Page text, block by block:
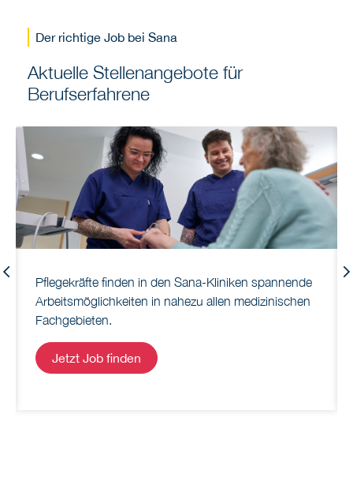
Der richtige Job bei Sana
Aktuelle Stellenangebote für
Berufserfahrene
Pflegekräfte finden in den Sana-Kliniken spannende
Arbeitsmöglichkeiten in nahezu allen medizinischen
Fachgebieten.
Jetzt Job finden